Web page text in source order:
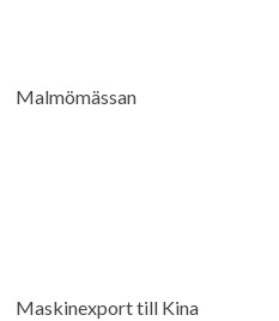
Malmömässan
Maskinexport till Kina